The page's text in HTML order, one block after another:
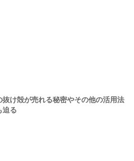
抜け殻が売れる秘密やその他の活用法
迫る